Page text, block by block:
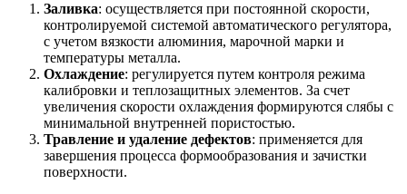
Заливка: осуществляется при постоянной скорости,
контролируемой системой автоматического регулятора,
с учетом вязкости алюминия, марочной марки и
температуры металла.
Охлаждение: регулируется путем контроля режима
калибровки и теплозащитных элементов. За счет
увеличения скорости охлаждения формируются слябы с
минимальной внутренней пористостью.
Травление и удаление дефектов: применяется для
завершения процесса формообразования и зачистки
поверхности.